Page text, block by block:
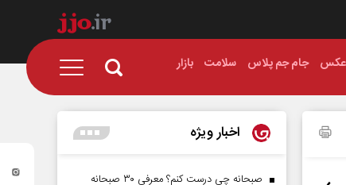
عکس جام جم پلاس سلامت بازار
اخبار ویژه
صبحانه چی درست کنم؟ معرفی ۳۰ صبحانه